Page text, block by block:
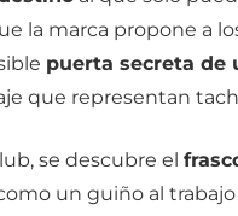
la marca propone a
puerta secreta de
que representan
se descubre el
un guiño al